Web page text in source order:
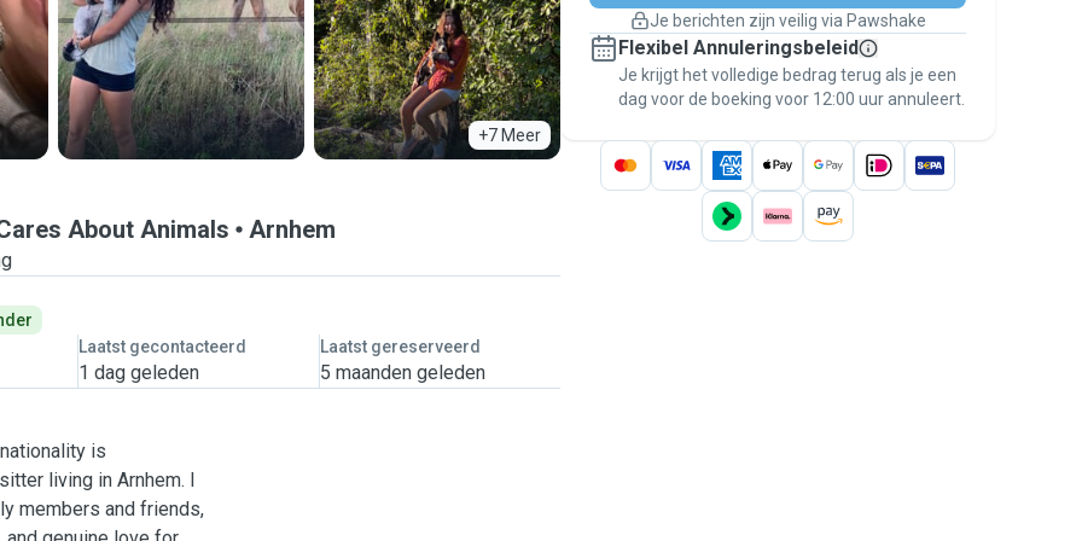
+7 Meer
About Animals Arnhem
Laatst gecontacteerd
1 dag geleden
Laatst gereserveerd
5 maanden geleden
is
living in Arnhem. I
members and friends,
Regel alles via Pawshake — van eerste
bericht tot betaling — en geniet van de
Pawshake Garantie.
Je berichten zijn veilig via Pawshake
Flexibel Annuleringsbeleid
Je krijgt het volledige bedrag terug als je een
dag voor de boeking voor 12:00 uur annuleert.